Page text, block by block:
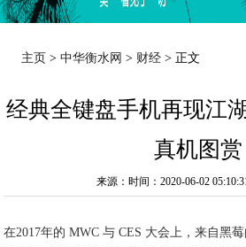
主页 >中华衡水网 > 财经 > 正文
经典全键盘手机再现江
真机图赏
来源：时间：2020-06-02
在2017年的 MWC 与 CES 大会上，来自黑